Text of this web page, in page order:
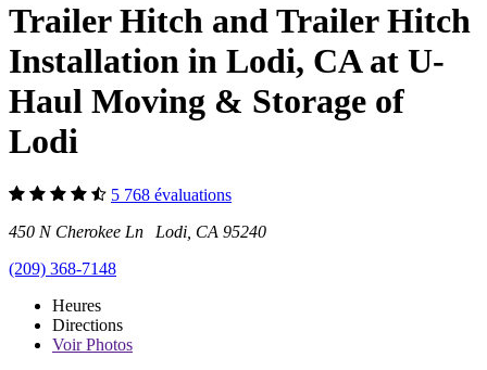
Trailer Hitch and Trailer Hitch
Installation in Lodi, CA at U-
Haul Moving & Storage of
Lodi
5 768 évaluations
450 N Cherokee Ln Lodi, CA 95240
(209) 368-7148
Heures
Directions
VoirPhotos